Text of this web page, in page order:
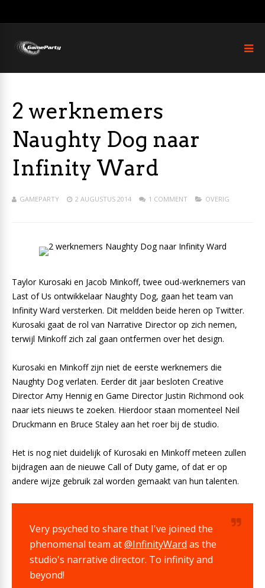
2 werknemers
Naughty Dog naar
Infinity Ward
GAMEPARTY 2 AUGUSTUS 2014 1 COMMENT OVERIG
Taylor Kurosaki en Jacob Minkoff, twee oud-werknemers van
Last of Us ontwikkelaar Naughty Dog, gaan het team van
Infinity Ward versterken. Dit meldden beide heren op Twitter.
Kurosaki gaat de rol van Narrative Director op zich nemen,
terwijl Minkoff zich zal gaan ontfermen over het design.
Kurosaki en Minkoff zijn niet de eerste werknemers die
Naughty Dog verlaten. Eerder dit jaar besloten Creative
Director Amy Hennig en Game Director Justin Richmond ook
naar iets nieuws te zoeken. Hierdoor staan momenteel Neil
Druckmann en Bruce Staley aan het roer bij de studio.
Het is nog niet duidelijk of Kurosaki en Minkoff meteen zullen
bijdragen aan de nieuwe Call of Duty game, of dat er op
andere wijze gebruik zal worden gemaakt van hun talenten.
Very psyched to share that I've joined the
phenomenal team at@InfinityWard as the
studio's narrative director. To infinity and
beyond!